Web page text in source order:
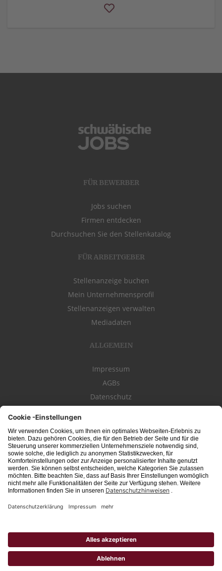
FÜR BEWERBER
Jobs suchen
Firmen entdecken
Durchsuchen Sie den Stellenkatalog
FÜR ARBEITGEBER
Stellenanzeige buchen
Mein Unternehmensprofil
Stellenanzeigen verwalten
Mediadaten
ALLGEMEIN
Impressum
AGBs
Datenschutz
schwäbischeJOBS - die Stellenbörse für die RegionBodensee, Schwaben,
Ostalbund Allgäu. Alle Jobs im Süden!
Auszubildende, Berufseinsteiger, Fachkräfte und Führungskräfte! Aktuelle
Zeitung, Aalener Nachrichten, Lindauer Zeitung, Gränzbote, Heuberger Bote
Südfinder(ehem. Südjob / jobsüd).
Hinweis: Unabhängig von ihrer konkreten Bezeichnung schließen alle
Berufsbezeichnungen sowohl weibliche, männliche als auch Personen des